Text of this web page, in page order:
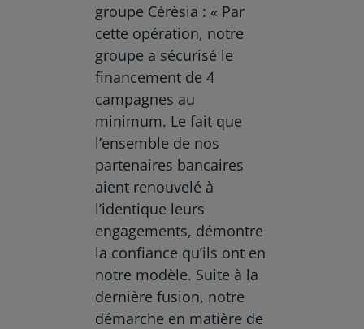
groupe Cérèsia : « Par
cette opération, notre
groupe a sécurisé le
financement de 4
campagnes au
minimum. Le fait que
l’ensemble de nos
partenaires bancaires
aient renouvelé à
l’identique leurs
engagements, démontre
la confiance qu’ils ont en
notre modèle. Suite à la
dernière fusion, notre
démarche en matière de